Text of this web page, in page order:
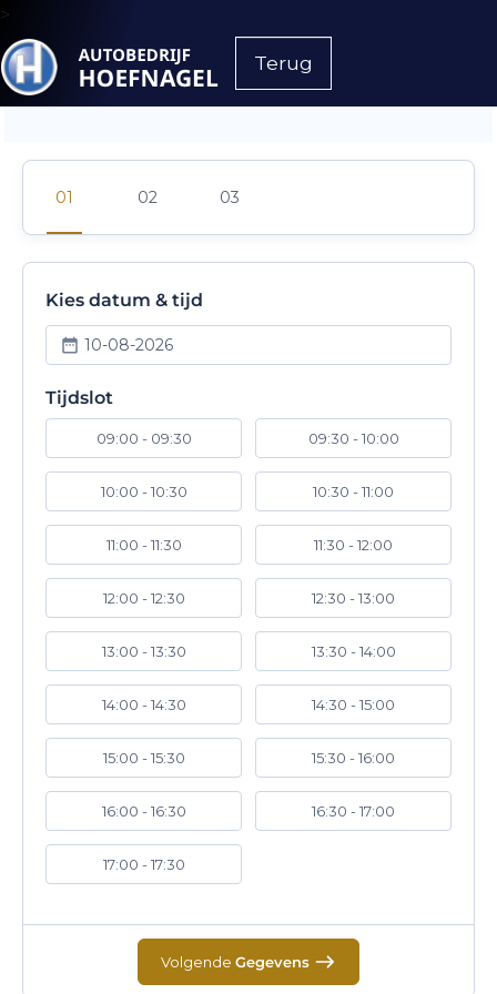
>
Terug
Kies datum & tijd
10-08-2026
Tijdslot
09:00 - 09:30 09:30 - 10:00
10:00 - 10:30 10:30 - 11:00
11:00 - 11:30 11:30 - 12:00
12:00 - 12:30 12:30 - 13:00
13:00 - 13:30 13:30 - 14:00
14:00 - 14:30 14:30 - 15:00
15:00 - 15:30 15:30 - 16:00
16:00 - 16:30 16:30 - 17:00
17:00 - 17:30
Volgende Gegevens